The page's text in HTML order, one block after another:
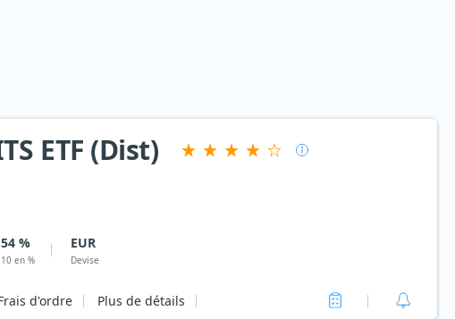
ETF (Dist)
%
en %
EUR
Devise
d'ordre Plus de détails